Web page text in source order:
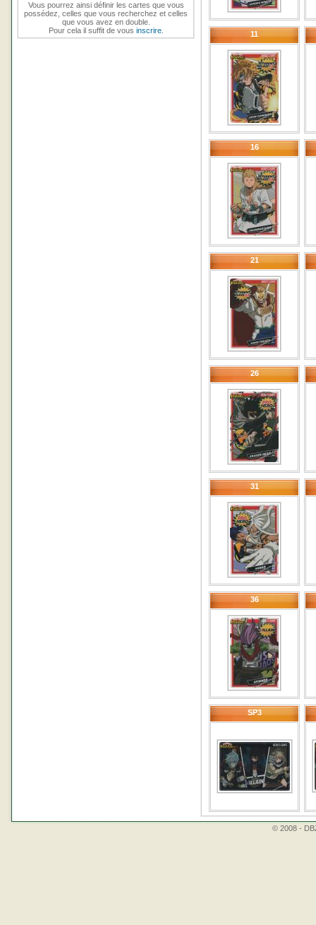
Vous pourrez ainsi définir les cartes que vous
possédez, celles que vous recherchez et celles
que vous avez en double.
Pour cela il suffit de vous inscrire. 11
16
21
26
31
36
SP3
© 2008 -